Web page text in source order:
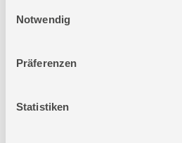
Notwendig
Präferenzen
Statistiken